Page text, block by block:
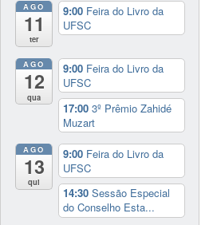
AGO
11
ter
9:00 Feira do Livro da
UFSC
AGO
12
qua
9:00 Feira do Livro da
UFSC
17:003º Prêmio Zahidé
Muzart
AGO
13
qui
9:00 Feira do Livro da
UFSC
14:30Sessão Especial
do Conselho Esta...